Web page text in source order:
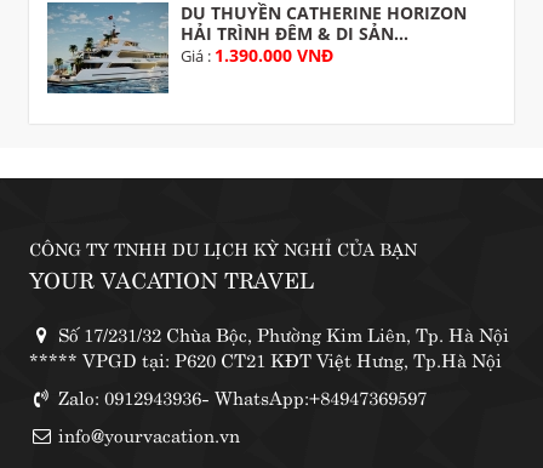
DU THUYỀN CATHERINE HORIZON
HẢI TRÌNH ĐÊM & DI SẢN...
Giá : 1.390.000 VNĐ
CÔNG TY TNHH DU LỊCH KỲ NGHỈ CỦA BẠN
YOUR VACATION TRAVEL
Số 17/231/32 Chùa Bộc, Phường Kim Liên, Tp. Hà Nội
***** VPGD tại: P620 CT21 KĐT Việt Hưng, Tp.Hà Nội
Zalo: 0912943936- WhatsApp:+84947369597
info@yourvacation.vn